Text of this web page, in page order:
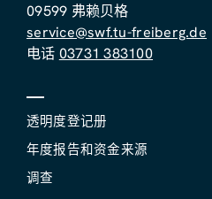
09599 弗赖贝格
service@swf.tu-freiberg.de
电话 03731 383100
透明度登记册
年度报告和资金来源
调查